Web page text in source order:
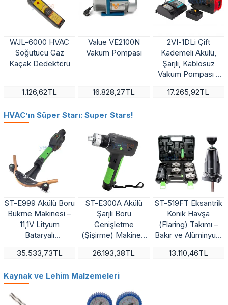
WJL-6000 HVAC
Soğutucu Gaz
Kaçak Dedektörü
1.126,62TL
Value VE2100N
Vakum Pompası
16.828,27TL
2VI-1DLi Çift
Kademeli Akülü,
Şarjlı, Kablosuz
Vakum Pompası -
Lityum Bataryalı,
17.265,92TL
HVAC’ın Süper Starı: Super Stars!
ST-E999 Akülü Boru
Bükme Makinesi –
11,1V Lityum
Bataryalı
Bükücü (1/4″ – 7/8″)
35.533,73TL
ST-E300A Akülü
Şarjlı Boru
Genişletme
(Şişirme) Makinesi
Bakır ve Alüminyum
Profesyonel Çözüm
26.193,38TL
ST-519FT Eksantrik
Konik Havşa
(Flaring) Takımı –
Bakır ve Alüminyum
Profesyonel Set
13.110,46TL
Kaynak ve Lehim Malzemeleri